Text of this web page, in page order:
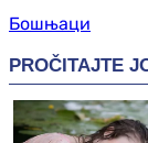
Бошњаци